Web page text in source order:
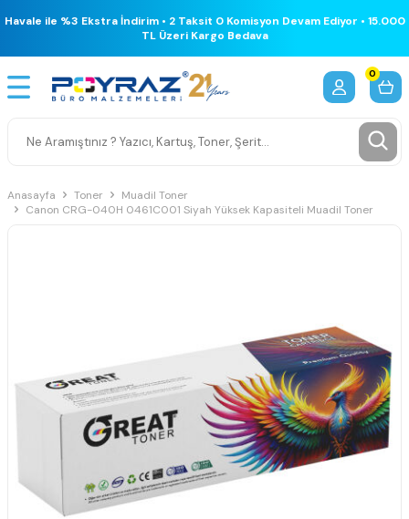
Havale ile %3 Ekstra İndirim • 2 Taksit 0 Komisyon Devam Ediyor • 15.000
TL Üzeri Kargo Bedava
0
Anasayfa Toner
Muadil Toner
Canon CRG-040H 0461C001 Siyah Yüksek Kapasiteli Muadil Toner